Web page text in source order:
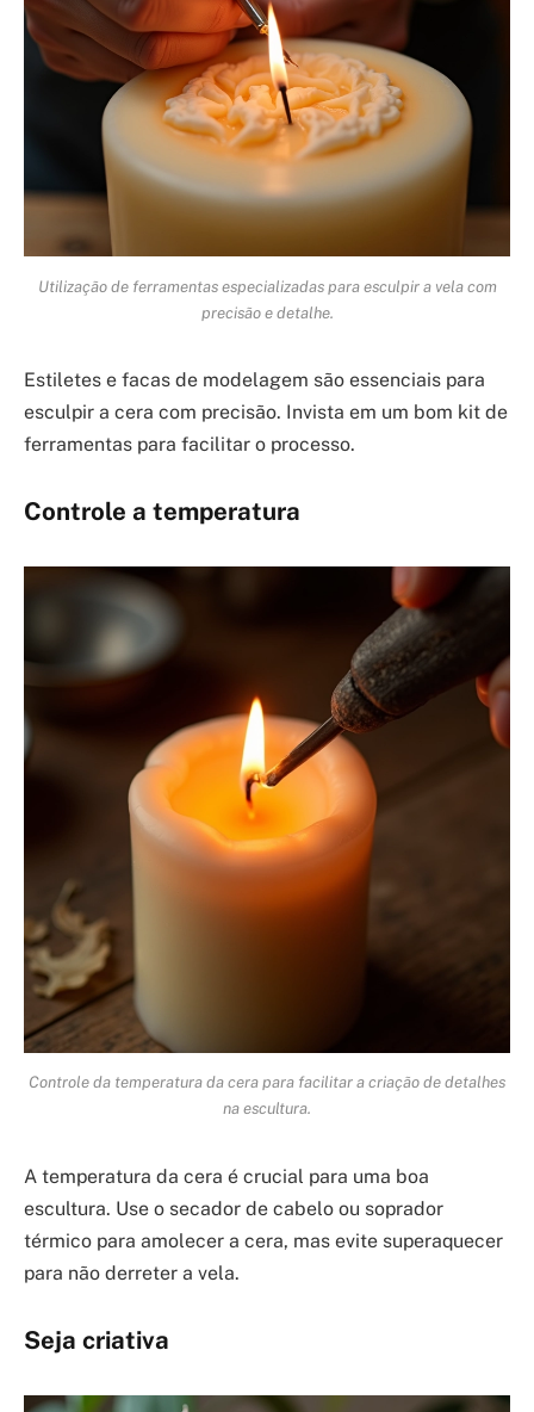
Utilização de ferramentas especializadas para esculpir a vela com
precisão e detalhe.
Estiletes e facas de modelagem são essenciais para
esculpir a cera com precisão. Invista em um bom kit de
ferramentas para facilitar o processo.
Controle a temperatura
Controle da temperatura da cera para facilitar a criação de detalhes
na escultura.
A temperatura da cera é crucial para uma boa
escultura. Use o secador de cabelo ou soprador
térmico para amolecer a cera, mas evite superaquecer
para não derreter a vela.
Seja criativa